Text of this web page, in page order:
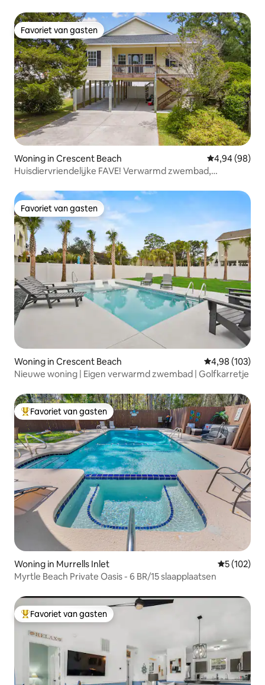
Favoriet van gasten
Favoriet van gasten
Woning in Crescent Beach Gemiddelde
4,94 (98)
Huisdiervriendelijke FAVE! Verwarmd zwembad,
Favoriet van gasten
Favoriet van gasten
Woning in Crescent Beach Gemiddelde
4,98 (103)
Nieuwe woning | Eigen verwarmd zwembad | Golfkarretje
Topfavoriet van gasten
Favoriet van gasten
Woning in Murrells Inlet
5 (102)
Myrtle Beach Private Oasis - 6 BR/15 slaapplaatsen
Topfavoriet van gasten
Favoriet van gasten